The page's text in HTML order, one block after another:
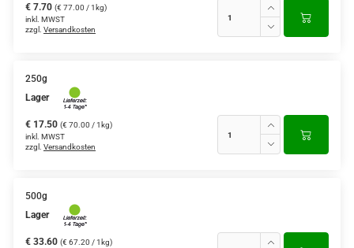
Verschiedene Anbaugebiete
Yogi - und Beuteltee
Aromatisierter Grüntee
Aromatisierter Schwarztee
€ 7.70 (€ 77.00 / 1kg)
inkl. MWST
zzgl. Versandkosten
250g
Lager
€ 17.50 (€ 70.00 / 1kg)
inkl. MWST
zzgl. Versandkosten
500g
Lager
€ 33.60 (€ 67.20 / 1kg)